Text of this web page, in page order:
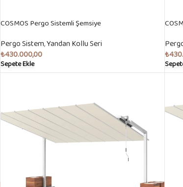
COSMOS Pergo Sistemli Şemsiye
Pergo Sistem,Yandan Kollu Seri
₺430.000,00
Sepete Ekle
₺